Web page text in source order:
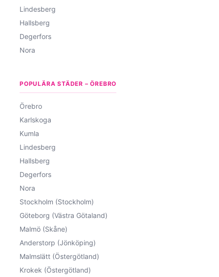
Lindesberg
Hallsberg
Degerfors
Nora
POPULÄRA STÄDER – ÖREBRO
Örebro
Karlskoga
Kumla
Lindesberg
Hallsberg
Degerfors
Nora
Stockholm (Stockholm)
Göteborg (Västra Götaland)
Malmö (Skåne)
Anderstorp (Jönköping)
Malmslätt (Östergötland)
Krokek (Östergötland)